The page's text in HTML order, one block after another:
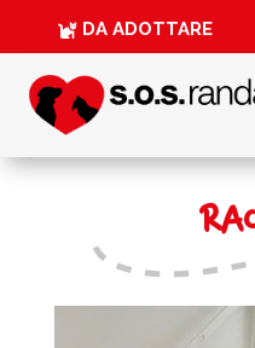
DA ADOTTARE